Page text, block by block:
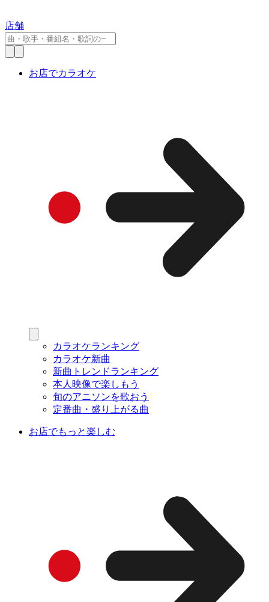
店舗
お店でカラオケ
カラオケランキング
カラオケ新曲
新曲トレンドランキング
本人映像で楽しもう
旬のアニソンを歌おう
定番曲・盛り上がる曲
お店でもっと楽しむ